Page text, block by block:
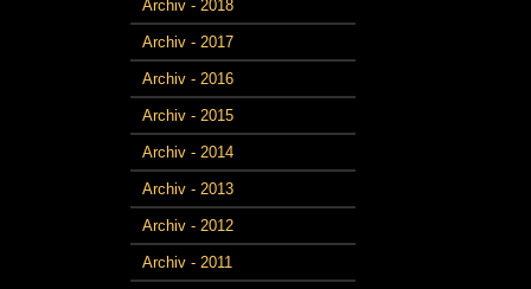
Archiv - 2018
Archiv - 2017
Archiv - 2016
Archiv - 2015
Archiv - 2014
Archiv - 2013
Archiv - 2012
Archiv - 2011